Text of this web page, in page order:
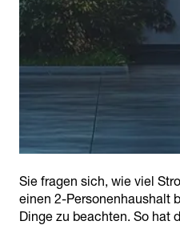
Sie fragen sich, wie viel
einen 2-Personenhaushalt
Dinge zu beachten. So hat